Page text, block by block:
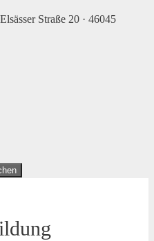
Elsässer Straße 20 · 46045